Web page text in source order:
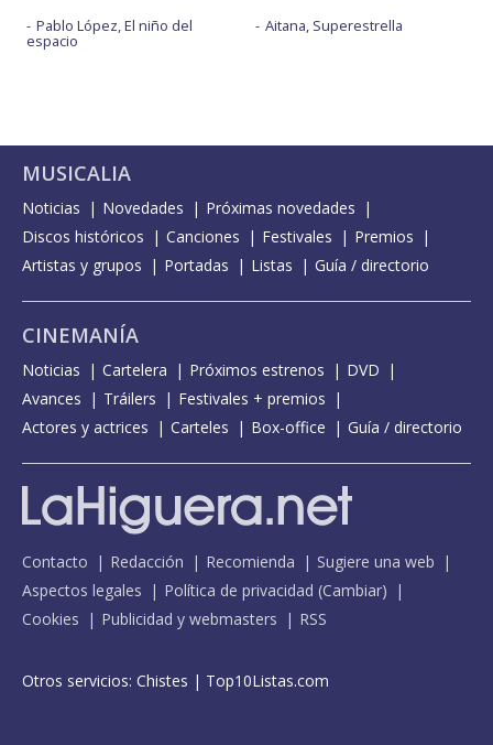
Pablo López, El niño del
espacio
Aitana, Superestrella
MUSICALIA
Noticias Novedades
Próximas novedades
Discos históricos
Canciones Festivales
Premios
Artistas y grupos
Portadas Listas Guía / directorio
CINEMANÍA
Noticias Cartelera Próximos estrenos
DVD
Avances
Tráilers
Festivales + premios
Actores y actrices
Carteles Box-office Guía / directorio
Contacto Redacción Recomienda
Sugiere una web
Aspectos legales
Política de privacidad (Cambiar)
Cookies
Publicidad y webmasters RSS
Otros servicios: Chistes | Top10Listas.com